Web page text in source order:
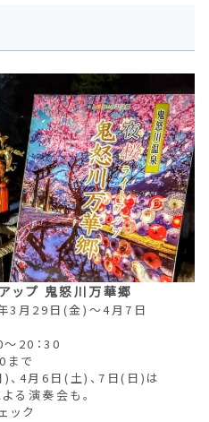
ップ 鬼怒川万華郷
3月29日(金)～4月7日
～20：30
で
4月6日(土)、7日(日)は
る演奏会も。
ック